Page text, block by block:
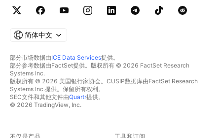
简体中文
部分市场数据由ICE Data Services提供。
部分参考数据由FactSet提供。版权所有 © 2026 FactSet Research
Systems Inc.
版权所有 © 2026 美国银行家协会。CUSIP数据库由FactSet Research
Systems Inc.提供。保留所有权利。
SEC文件和其他文件由Quartr提供。
© 2026 TradingView, Inc.
不仅是产品 工具和订阅